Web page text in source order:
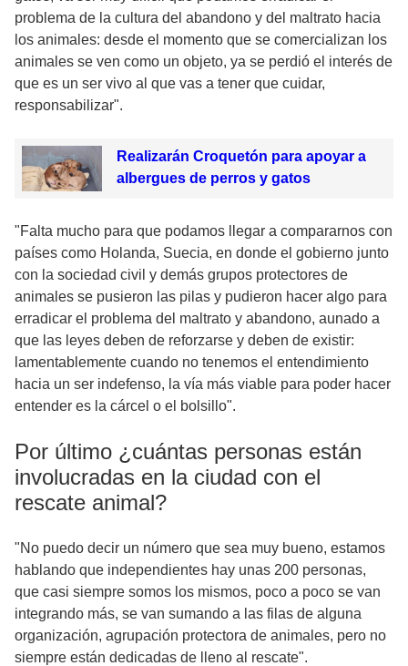
problema de la cultura del abandono y del maltrato hacia
los animales: desde el momento que se comercializan los
animales se ven como un objeto, ya se perdió el interés de
que es un ser vivo al que vas a tener que cuidar,
responsabilizar".
Realizarán Croquetón para apoyar a
albergues de perros y gatos
"Falta mucho para que podamos llegar a compararnos con
países como Holanda, Suecia, en donde el gobierno junto
con la sociedad civil y demás grupos protectores de
animales se pusieron las pilas y pudieron hacer algo para
erradicar el problema del maltrato y abandono, aunado a
que las leyes deben de reforzarse y deben de existir:
lamentablemente cuando no tenemos el entendimiento
hacia un ser indefenso, la vía más viable para poder hacer
entender es la cárcel o el bolsillo".
Por último ¿cuántas personas están
involucradas en la ciudad con el
rescate animal?
"No puedo decir un número que sea muy bueno, estamos
hablando que independientes hay unas 200 personas,
que casi siempre somos los mismos, poco a poco se van
integrando más, se van sumando a las filas de alguna
organización, agrupación protectora de animales, pero no
siempre están dedicadas de lleno al rescate".